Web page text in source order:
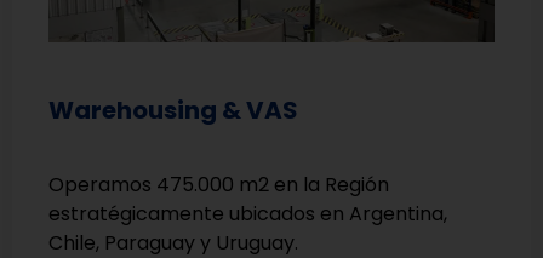
Warehousing & VAS
Operamos 475.000 m2 en la Región
estratégicamente ubicados en Argentina,
Chile, Paraguay y Uruguay.